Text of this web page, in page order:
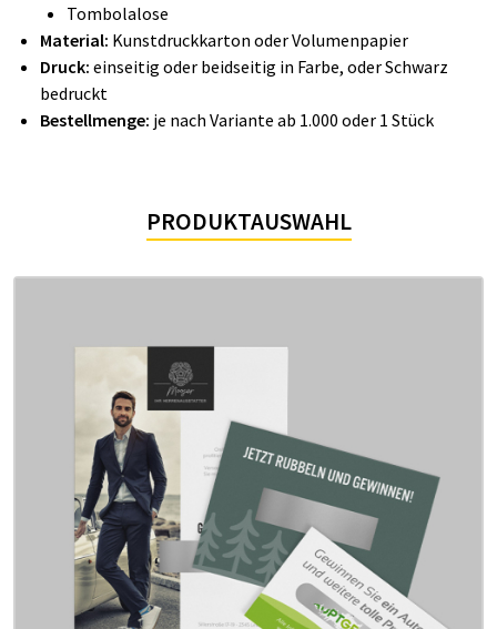
Tom­bo­lalose
Material: Kunstdruckkarton oder Volumenpapier
Druck: einseitig oder beidseitig in Farbe, oder Schwarz
bedruckt
Bestellmenge: je nach Variante ab 1.000 oder 1 Stück
PRODUKTAUSWAHL